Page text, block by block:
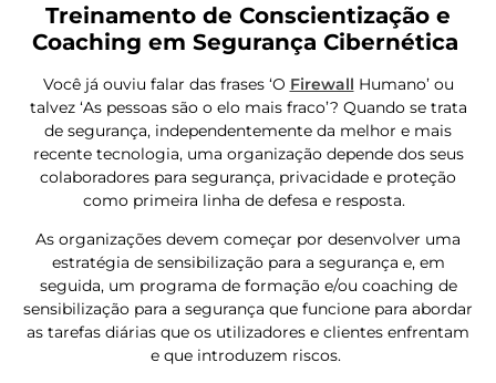
Treinamento de Conscientização e
Coaching em Segurança Cibernética
Você já ouviu falar das frases ‘O Firewall Humano’ ou
talvez ‘As pessoas são o elo mais fraco’? Quando se trata
de segurança, independentemente da melhor e mais
recente tecnologia, uma organização depende dos seus
colaboradores para segurança, privacidade e proteção
como primeira linha de defesa e resposta.
As organizações devem começar por desenvolver uma
estratégia de sensibilização para a segurança e, em
seguida, um programa de formação e/ou coaching de
sensibilização para a segurança que funcione para abordar
as tarefas diárias que os utilizadores e clientes enfrentam
e que introduzem riscos.